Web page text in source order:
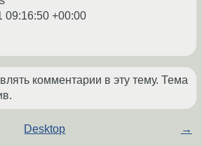
09:16:50 +00:00
комментарии в эту тему. Тема
Desktop →